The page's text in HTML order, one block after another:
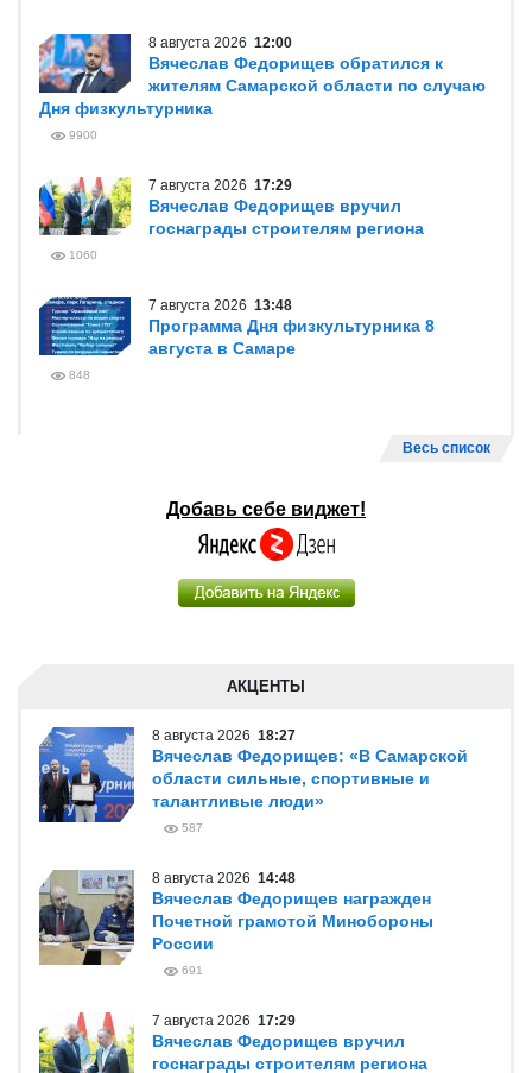
8 августа 2026 12:00
Вячеслав Федорищев обратился к
жителям Самарской области по случаю
Дня физкультурника
9900
7 августа 2026 17:29
Вячеслав Федорищев вручил
госнаграды строителям региона
1060
7 августа 2026 13:48
Программа Дня физкультурника 8
августа в Самаре
848
Весь список
Добавь себе виджет!
АКЦЕНТЫ
8 августа 2026 18:27
Вячеслав Федорищев: «В Самарской
области сильные, спортивные и
талантливые люди»
587
8 августа 2026 14:48
Вячеслав Федорищев награжден
Почетной грамотой Минобороны
России
691
7 августа 2026 17:29
Вячеслав Федорищев вручил
госнаграды строителям региона